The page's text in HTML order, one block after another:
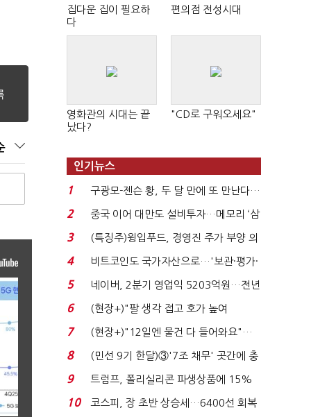
집다운 집이 필요하
다
편의점 전성시대
영화관의 시대는 끝
났다?
"CD로 구워오세요"
인기뉴스
1
구광모-젠슨 황, 두 달 만에 또 만난다…
로봇·AI 등 논...
2
중국 이어 대만도 설비투자…메모리 ‘삼
국전쟁’
3
(특징주)윙입푸드, 경영진 주가 부양 의
지에 상한가...
4
비트코인도 국가자산으로…'보관·평가·
처분' 기준은 ...
5
네이버, 2분기 영업익 5203억원…전년
비 0.2% 감소...
6
(현장+)"팔 생각 접고 호가 높여
요"…'덜 똘똘한 한 채' 20...
7
(현장+)"12일엔 물건 다 들어와요"…
빈 매대 채우며 문 연 ...
8
(민선 9기 한달)③'7조 채무' 곳간에 충
격…추미애, 20년...
9
트럼프, 폴리실리콘 파생상품에 15%
관세…"미 산업 재건"...
10
코스피, 장 초반 상승세…6400선 회복